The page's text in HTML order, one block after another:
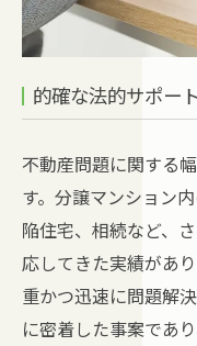
的確な法的サポー
不動産問題に関する
す。分譲マンション
陥住宅、相続など、
応してきた実績があ
重かつ迅速に問題解
に密着した事案であ